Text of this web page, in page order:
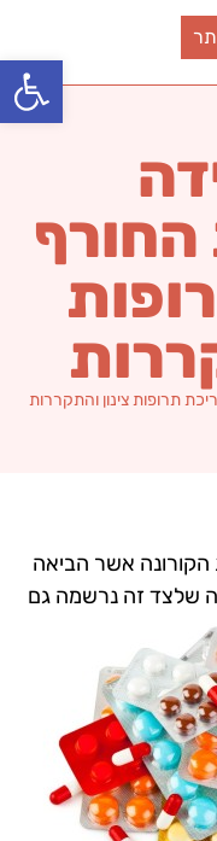
פתח
תרופות צינון והתקררות
הקורונה אשר הביאה
שלצד זה נרשמה גם